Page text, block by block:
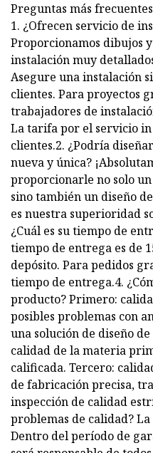
Preguntas más frecuentes
1. ¿Ofrecen servicio de
Proporcionamos dibujos
instalación muy
Asegure una instalación
clientes. Para proyectos
trabajadores de
La tarifa por el servicio in
clientes.2. ¿Podría
nueva y única?
proporcionarle no solo
sino también un diseño
es nuestra superioridad
¿Cuál es su tiempo de
tiempo de entrega es de
depósito. Para pedidos
tiempo de entrega.4.
producto? Primero:
posibles problemas con
una solución de diseño
calidad de la materia
calificada. Tercero:
de fabricación precisa,
inspección de calidad
problemas de calidad?
Dentro del período de